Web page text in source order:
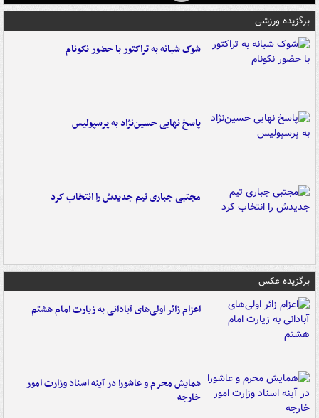
برگزیده ورزشی
شوک شبانه به تراکتور با حضور نکونام
پاسخ نهایی حسین‌نژاد به پرسپولیس
مجتبی جباری تیم جدیدش را انتخاب کرد
برگزیده عکس
اعزام زائر اولی‌های آبادانی به زیارت امام هشتم
همایش محرم و عاشورا در آینه اسناد وزارت امور
خارجه